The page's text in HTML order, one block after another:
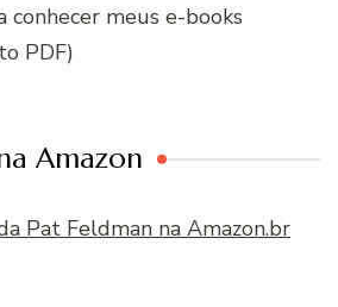
conhecer meus e-books
PDF)
Amazon
Pat Feldman na Amazon.br